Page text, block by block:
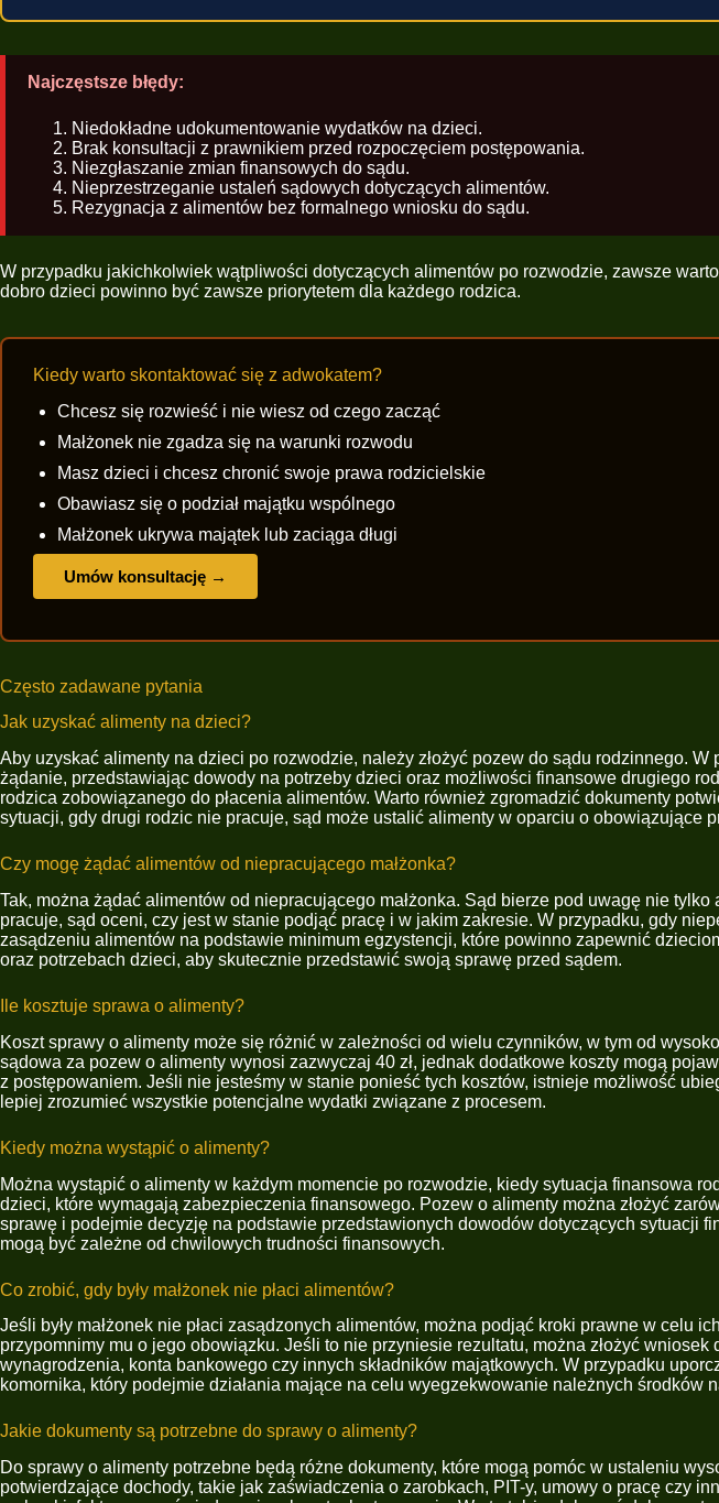
Najczęstsze błędy:
Niedokładne udokumentowanie wydatków na dzieci.
Brak konsultacji z prawnikiem przed rozpoczęciem postępowania.
Niezgłaszanie zmian finansowych do sądu.
Nieprzestrzeganie ustaleń sądowych dotyczących alimentów.
Rezygnacja z alimentów bez formalnego wniosku do sądu.
W przypadku jakichkolwiek wątpliwości dotyczących alimentów po rozwodzie, zawsze
dobro dzieci powinno być zawsze priorytetem dla każdego rodzica.
Kiedy warto skontaktować się z adwokatem?
Chcesz się rozwieść i nie wiesz od czego zacząć
Małżonek nie zgadza się na warunki rozwodu
Masz dzieci i chcesz chronić swoje prawa rodzicielskie
Obawiasz się o podział majątku wspólnego
Małżonek ukrywa majątek lub zaciąga długi
Umów konsultację →
Często zadawane pytania
Jak uzyskać alimenty na dzieci?
Aby uzyskać alimenty na dzieci po rozwodzie, należy złożyć pozew do sądu rodzinnego.
żądanie, przedstawiając dowody na potrzeby dzieci oraz możliwości finansowe drugiego
rodzica zobowiązanego do płacenia alimentów. Warto również zgromadzić dokumenty
sytuacji, gdy drugi rodzic nie pracuje, sąd może ustalić alimenty w oparciu o obowiązujące
Czy mogę żądać alimentów od niepracującego małżonka?
Tak, można żądać alimentów od niepracującego małżonka. Sąd bierze pod uwagę nie
pracuje, sąd oceni, czy jest w stanie podjąć pracę i w jakim zakresie. W przypadku, gdy
zasądzeniu alimentów na podstawie minimum egzystencji, które powinno zapewnić
oraz potrzebach dzieci, aby skutecznie przedstawić swoją sprawę przed sądem.
Ile kosztuje sprawa o alimenty?
Koszt sprawy o alimenty może się różnić w zależności od wielu czynników, w tym od
sądowa za pozew o alimenty wynosi zazwyczaj 40 zł, jednak dodatkowe koszty mogą
z postępowaniem. Jeśli nie jesteśmy w stanie ponieść tych kosztów, istnieje możliwość
lepiej zrozumieć wszystkie potencjalne wydatki związane z procesem.
Kiedy można wystąpić o alimenty?
Można wystąpić o alimenty w każdym momencie po rozwodzie, kiedy sytuacja finansowa
dzieci, które wymagają zabezpieczenia finansowego. Pozew o alimenty można złożyć
sprawę i podejmie decyzję na podstawie przedstawionych dowodów dotyczących sytuacji
mogą być zależne od chwilowych trudności finansowych.
Co zrobić, gdy były małżonek nie płaci alimentów?
Jeśli były małżonek nie płaci zasądzonych alimentów, można podjąć kroki prawne w celu
przypomnimy mu o jego obowiązku. Jeśli to nie przyniesie rezultatu, można złożyć
wynagrodzenia, konta bankowego czy innych składników majątkowych. W przypadku
komornika, który podejmie działania mające na celu wyegzekwowanie należnych środków
Jakie dokumenty są potrzebne do sprawy o alimenty?
Do sprawy o alimenty potrzebne będą różne dokumenty, które mogą pomóc w ustaleniu
potwierdzające dochody, takie jak zaświadczenia o zarobkach, PIT-y, umowy o pracę czy